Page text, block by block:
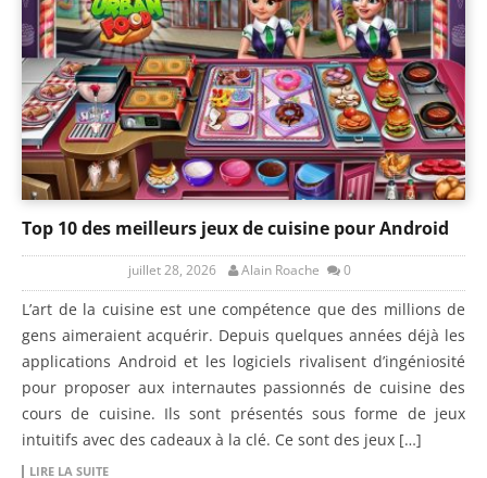
Top 10 des meilleurs jeux de cuisine pour Android
juillet 28, 2026 Alain Roache 0
L’art de la cuisine est une compétence que des millions de
gens aimeraient acquérir. Depuis quelques années déjà les
applications Android et les logiciels rivalisent d’ingéniosité
pour proposer aux internautes passionnés de cuisine des
cours de cuisine. Ils sont présentés sous forme de jeux
intuitifs avec des cadeaux à la clé. Ce sont des jeux […]
LIRE LA SUITE